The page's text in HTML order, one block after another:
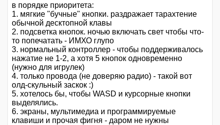
в порядке приоритета:
1. мягкие "бучные" кнопки. раздражает тарахтение
обычной десктопной клавы
2. подсветка кнопок. ночью включать свет чтобы что-
то попечатать - ИМХО глупо
3. нормальный контроллер - чтобы поддерживалось
нажатие не 1-2, а хотя 5 кнопок одновременно
(нужно для игрулек)
4. только провода (не доверяю радио) - такой вот
олд-скульный заскок :)
5. хотелось бы, чтобы WASD и курсорные кнопки
выделялись.
6. экраны, мультимедиа и программируемые
клавиши и прочая фигня - даром не нужны